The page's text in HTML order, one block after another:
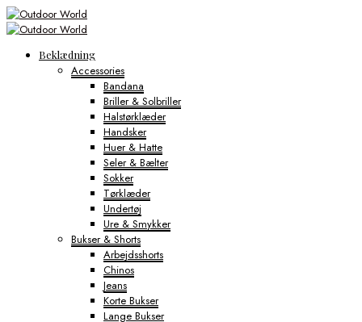
Beklædning
Accessories
Bandana
Briller & Solbriller
Halstørklæder
Handsker
Huer & Hatte
Seler & Bælter
Sokker
Tørklæder
Undertøj
Ure & Smykker
Bukser & Shorts
Arbejdsshorts
Chinos
Jeans
Korte Bukser
Lange Bukser